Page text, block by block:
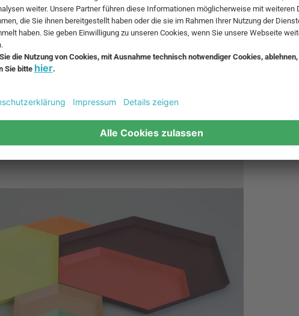
ist Ihnen frei überlassen. Klassische Elemente sind Blumen inVasen
) oderSchälchenundBonbonnieren. Eckige Tabletts kommen
. Auf Esstischen sowie runden Beistell-
einen Kontrast der Formen schaffen möchte, passen runde